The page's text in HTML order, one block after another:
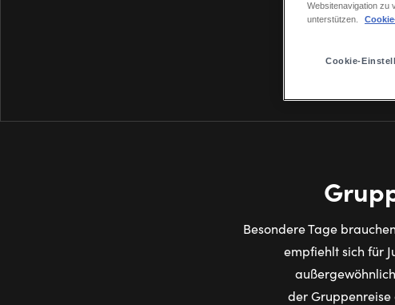
Besondere Tage
empfiehlt sich für
der
Websitenavigation zu
unterstützen.
Cookie-